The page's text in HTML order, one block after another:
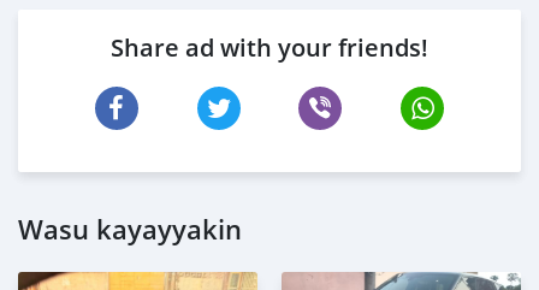
Share ad with your friends!
Wasu kayayyakin